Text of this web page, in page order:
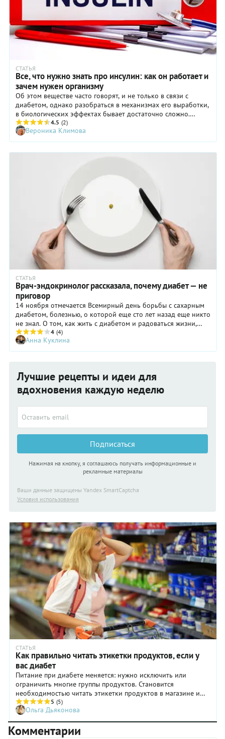
СТАТЬЯ
Все, что нужно знать про инсулин: как он работает и
зачем нужен организму
Об этом веществе часто говорят, и не только в связи с
диабетом, однако разобраться в механизмах его выработки,
в биологических эффектах бывает достаточно сложно.
Рассказываем простыми словами, что такое гормон инсулин,
как работает, за что отвечает в организме человека, какова
его норма, что ведет к его повышению и понижению, какие
существуют препараты на его основе, как можно влиять на
4.5 (2)
Вероника Климова
СТАТЬЯ
Врач-эндокринолог рассказала, почему диабет — не
приговор
14 ноября отмечается Всемирный день борьбы с сахарным
диабетом, болезнью, о которой еще сто лет назад еще никто
не знал. О том, как жить с диабетом и радоваться жизни,
рассказала кандидат медицинских наук, врач-эндокринолог
высшей категории Фатима Дзгоева.
4 (4)
Анна Куклина
Лучшие рецепты и идеи для
вдохновения каждую неделю
Подписаться
Нажимая на кнопку, я соглашаюсь получать информационные и
рекламные материалы
Ваши данные защищены Yandex SmartCaptcha
Условия использования
СТАТЬЯ
Как правильно читать этикетки продуктов, если у
вас диабет
Питание при диабете меняется: нужно исключить или
ограничить многие группы продуктов. Становится
необходимостью читать этикетки продуктов в магазине и
следить, чтобы случайно не съесть что-то не то. Мы
расскажем, как правильно читать этикетки продуктов, если у
вас диабет или преддиабет.
5 (5)
Ольга Дьяконова
Комментарии